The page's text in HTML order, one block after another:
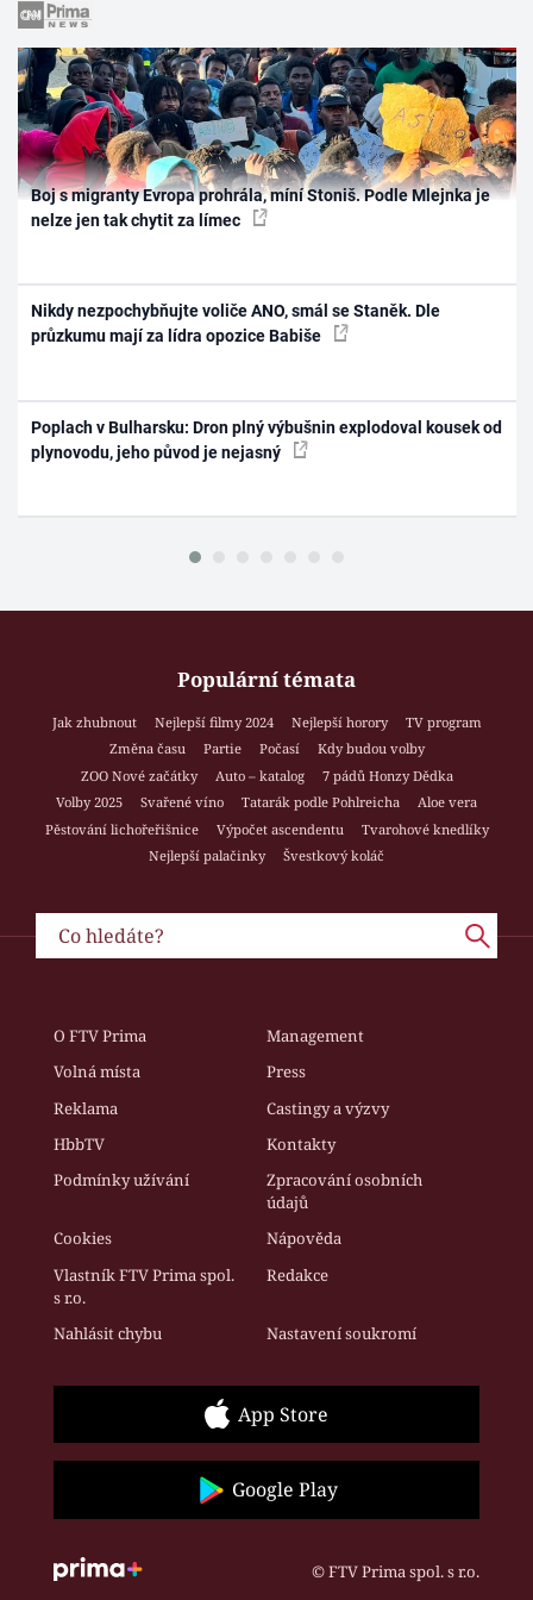
Boj s migranty Evropa prohrála, míní Stoniš. Podle Mlejnka je
nelze jen tak chytit za límec
Nikdy nezpochybňujte voliče ANO, smál se Staněk. Dle
průzkumu mají za lídra opozice Babiše
Poplach v Bulharsku: Dron plný výbušnin explodoval kousek od
plynovodu, jeho původ je nejasný
Populární témata
Jak zhubnout Nejlepší filmy 2024 Nejlepší horory
TV program
Změna času
Partie Počasí
Kdy budou volby
ZOO Nové začátky
Auto – katalog
7 pádů Honzy Dědka
Volby 2025
Svařené víno Tatarák podle Pohlreicha
Aloe vera
Pěstování lichořeřišnice
Výpočet ascendentu
Tvarohové knedlíky
Nejlepší palačinky
Švestkový koláč
O FTV Prima
Management
Volná místa
Press
Reklama
Castingy a výzvy
HbbTV
Kontakty
Podmínky užívání
Zpracování osobních
údajů
Cookies
Nápověda
Vlastník FTV Prima spol.
s r.o.
Redakce
Nahlásit chybu Nastavení soukromí
App Store
Google Play
© FTV Prima spol. s r.o.